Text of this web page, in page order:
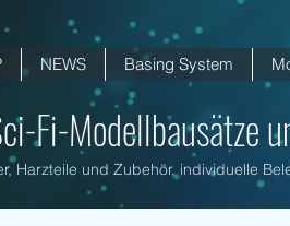
NEWS Basing System
Fi-Modellbausätze
Harzteile und Zubehör, individuelle